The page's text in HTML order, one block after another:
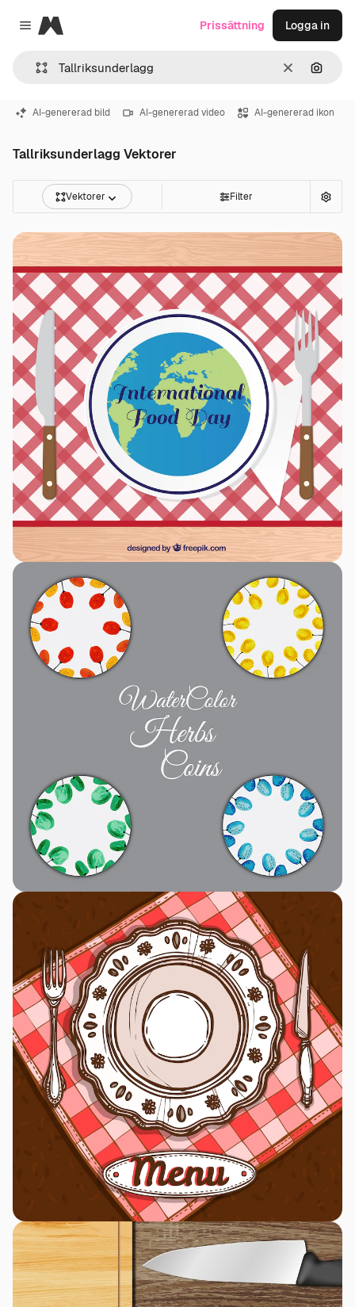
Close menu
Magnific
RensaSök
Prissättning Logga in
AI-genererad bild AI-genererad video AI-genererad ikon
Tallriksunderlagg Vektorer
Vektorer Filter